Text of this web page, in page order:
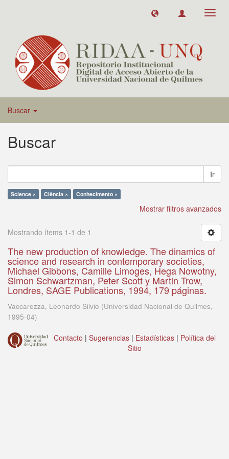
Buscar
Buscar
Ir
Science × Ciência × Conhecimento ×
Mostrar filtros avanzados
Mostrando ítems 1-1 de 1
The new production of knowledge. The dinamics of
science and research in contemporary societies,
Michael Gibbons, Camille Limoges, Hega Nowotny,
Simon Schwartzman, Peter Scott y Martin Trow,
Londres, SAGE Publications, 1994, 179 páginas.
Vaccarezza, Leonardo Silvio (Universidad Nacional de Quilmes,
1995-04)
Contacto | Sugerencias | Estadísticas | Política del
Sitio